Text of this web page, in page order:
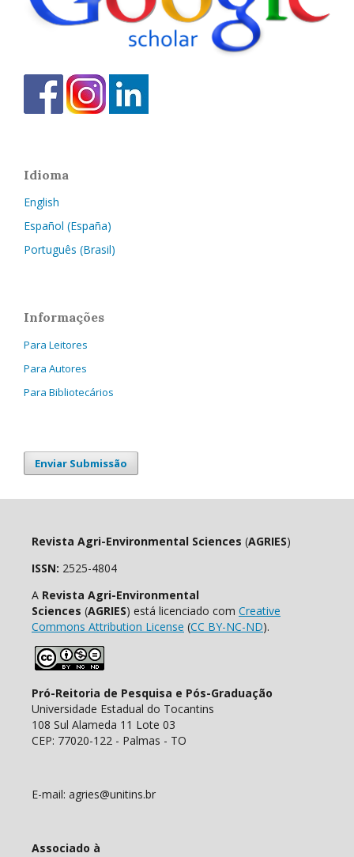
Idioma
English
Español (España)
Português (Brasil)
Informações
Para Leitores
Para Autores
Para Bibliotecários
Enviar Submissão
Revista Agri-Environmental Sciences (AGRIES)
ISSN: 2525-4804
A Revista Agri-Environmental
Sciences (AGRIES) está licenciado com Creative
Commons Attribution License (CC BY-NC-ND).
Pró-Reitoria de Pesquisa e Pós-Graduação
Universidade Estadual do Tocantins
108 Sul Alameda 11 Lote 03
CEP: 77020-122 - Palmas - TO
E-mail: agries@unitins.br
Associado à